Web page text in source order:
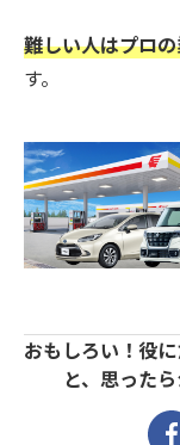
難しい人はプロ
す。
おもしろい！役に
と、思った